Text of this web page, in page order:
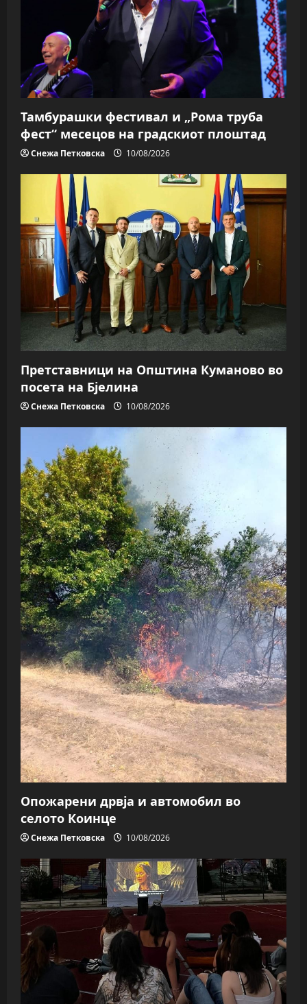
Тамбурашки фестивал и „Рома труба
фест“ месецов на градскиот плоштад
Снежа Петковска 10/08/2026
Претставници на Општина Куманово во
посета на Бјелина
Снежа Петковска 10/08/2026
Опожарени дрвја и автомобил во
селото Коинце
Снежа Петковска 10/08/2026